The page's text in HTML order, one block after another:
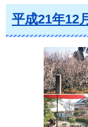
平成21年12